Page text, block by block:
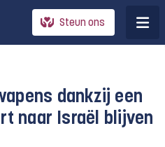
Steun ons
dankzij een
naar Israël blijven